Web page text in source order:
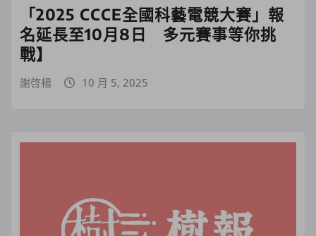
「2025 CCCE全國科藝電競大賽」報
名延長至10月8日 多元賽事等你挑
戰】
謝啓楊 10 月 5, 2025